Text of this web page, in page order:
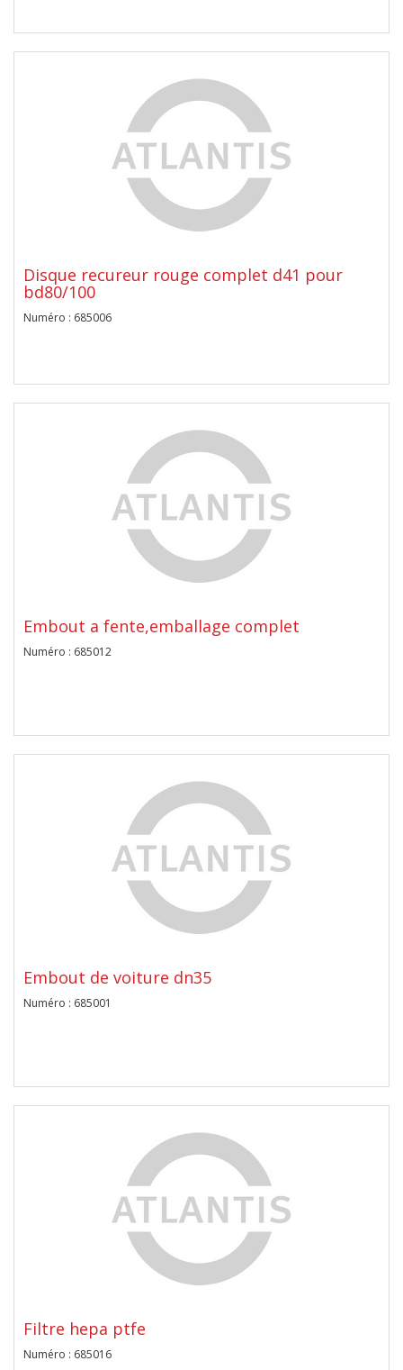
Disque recureur rouge complet d41 pour
bd80/100
Numéro : 685006
Embout a fente,emballage complet
Numéro : 685012
Embout de voiture dn35
Numéro : 685001
Filtre hepa ptfe
Numéro : 685016